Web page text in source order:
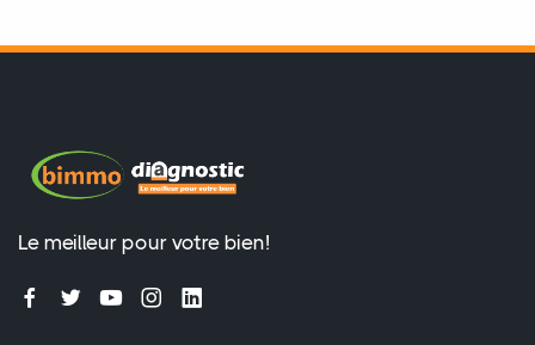
Le meilleur pour votre bien!